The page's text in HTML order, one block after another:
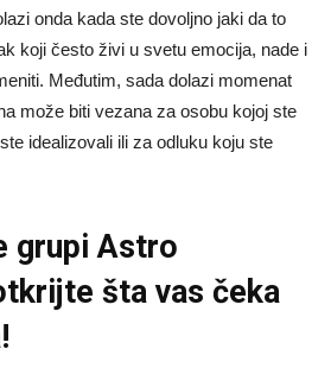
onda kada ste dovoljno jaki da to
koji često živi u svetu emocija, nade i
Međutim, sada dolazi momenat
može biti vezana za osobu kojoj ste
idealizovali ili za odluku koju ste
grupiAstro
šta vas čeka